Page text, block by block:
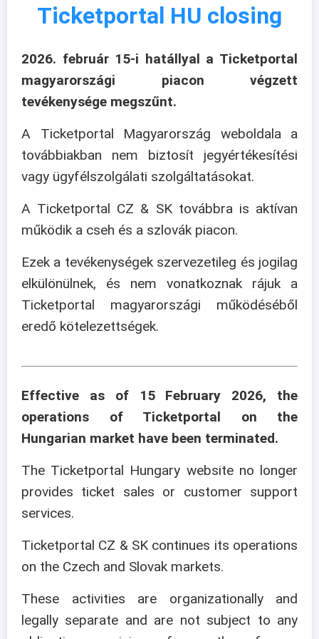
Ticketportal HU closing
2026. február 15-i hatállyal a Ticketportal
magyarországi piacon végzett
tevékenysége megszűnt.
A Ticketportal Magyarország weboldala a
továbbiakban nem biztosít jegyértékesítési
vagy ügyfélszolgálati szolgáltatásokat.
A Ticketportal CZ & SK továbbra is aktívan
működik a cseh és a szlovák piacon.
Ezek a tevékenységek szervezetileg és jogilag
elkülönülnek, és nem vonatkoznak rájuk a
Ticketportal magyarországi működéséből
eredő kötelezettségek.
Effective as of 15 February 2026, the
operations of Ticketportal on the
Hungarian market have been terminated.
The Ticketportal Hungary website no longer
provides ticket sales or customer support
services.
Ticketportal CZ & SK continues its operations
on the Czech and Slovak markets.
These activities are organizationally and
legally separate and are not subject to any